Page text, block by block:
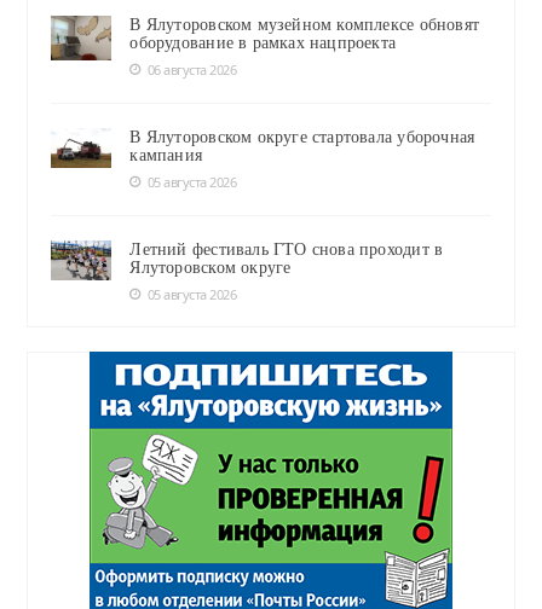
В Ялуторовском музейном комплексе обновят
оборудование в рамках нацпроекта
06 августа 2026
В Ялуторовском округе стартовала уборочная
кампания
05 августа 2026
Летний фестиваль ГТО снова проходит в
Ялуторовском округе
05 августа 2026